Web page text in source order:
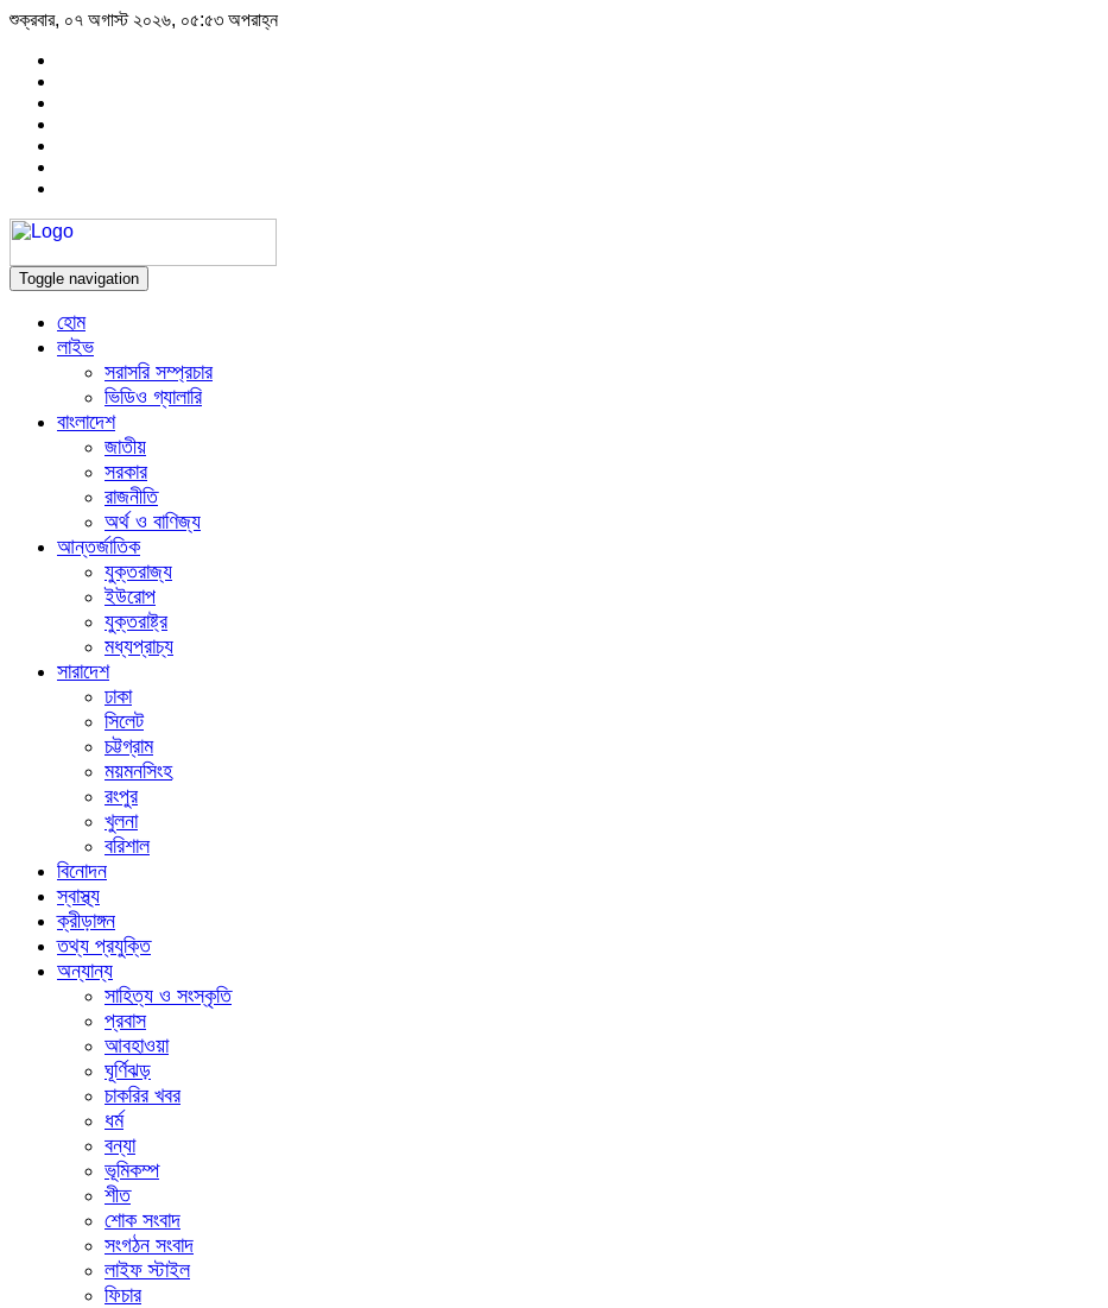
শুক্রবার, ০৭ অগাস্ট ২০২৬, ০৫:৫৩ অপরাহ্ন
Toggle navigation
হোম
লাইভ
সরাসরি সম্প্রচার
ভিডিও গ্যালারি
বাংলাদেশ
জাতীয়
সরকার
রাজনীতি
অর্থ ও বাণিজ্য
আন্তর্জাতিক
যুক্তরাজ্য
ইউরোপ
যুক্তরাষ্ট্র
মধ্যপ্রাচ্য
সারাদেশ
ঢাকা
সিলেট
চট্টগ্রাম
ময়মনসিংহ
রংপুর
খুলনা
বরিশাল
বিনোদন
স্বাস্থ্য
ক্রীড়াঙ্গন
তথ্য প্রযুক্তি
অন্যান্য
সাহিত্য ও সংস্কৃতি
প্রবাস
আবহাওয়া
ঘূর্ণিঝড়
চাকরির খবর
ধর্ম
বন্যা
ভূমিকম্প
শীত
শোক সংবাদ
সংগঠন সংবাদ
লাইফ স্টাইল
ফিচার